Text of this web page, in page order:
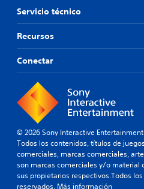
Servicio técnico
Recursos
Conectar
© 2026 Sony Interactive Entertainment
Todos los contenidos, títulos de
comerciales, marcas comerciales,
son marcas comerciales y/o material
sus propietarios respectivos.Todos
reservados. Más información